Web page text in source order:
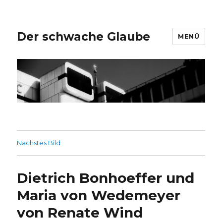
Der schwache Glaube MENÜ
Nächstes Bild
Dietrich Bonhoeffer und
Maria von Wedemeyer
von Renate Wind